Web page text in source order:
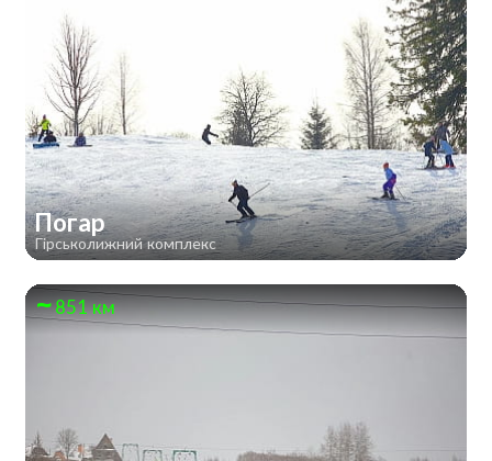
Погар
Гірськолижний комплекс
851 км